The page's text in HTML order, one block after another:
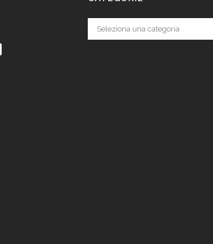
Categorie